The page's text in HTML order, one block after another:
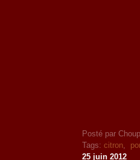
Posté par
Tags:citron,
25 juin 2012